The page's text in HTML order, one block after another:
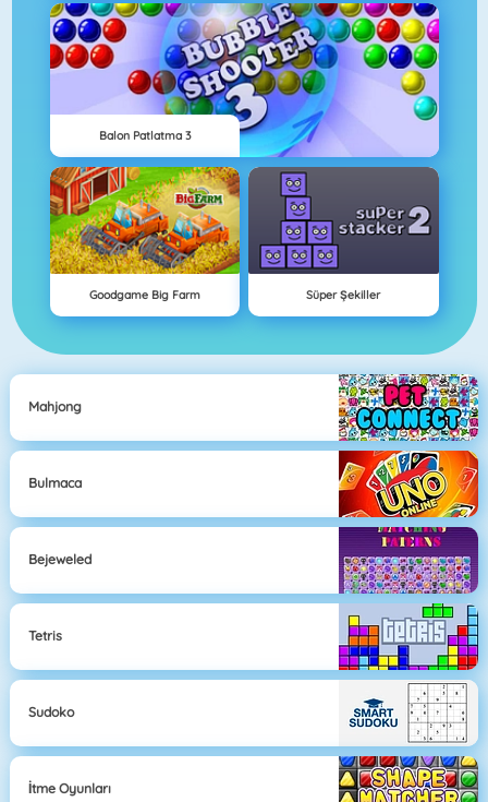
Balon Patlatma 3
Goodgame Big Farm Süper Şekiller
Mahjong
Bulmaca
Bejeweled
Tetris
Sudoko
İtme Oyunları